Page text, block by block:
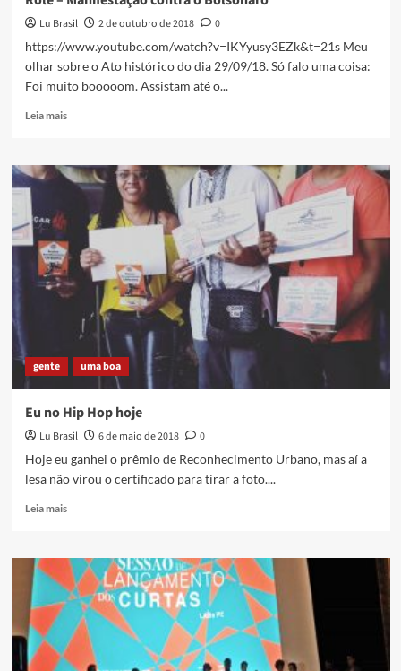
do
Sol
–
último
Lu Brasil 2 de outubro de 2018
0
https://www.youtube.com/watch?v=IKYyusy3EZk&t=21s Meu
olhar sobre o Ato histórico do dia 29/09/18. Só falo uma coisa:
Foi muito booooom. Assistam até o...
Leia maisRead
Rolé
–
Manifestação
contra
Bolsonaro
gente uma boa
Eu no Hip Hop hoje
Lu Brasil 6 de maio de 2018
0
Hoje eu ganhei o prêmio de Reconhecimento Urbano, mas aí a
lesa não virou o certificado para tirar a foto....
Leia maisRead
Eu
no
Hip
Hop
hoje